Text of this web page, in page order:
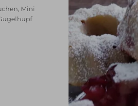
, Mini